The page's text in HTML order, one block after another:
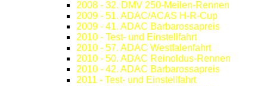
2008 - 32. DMV 250-Meilen-Rennen
2009 - 51. ADAC/ACAS H-R-Cup
2009 - 41. ADAC Barbarossapreis
2010 - Test- und Einstellfahrt
2010 - 57. ADAC Westfalenfahrt
2010 - 50. ADAC Reinoldus-Rennen
2010 - 42. ADAC Barbarossapreis
2011 - Test- und Einstellfahrt